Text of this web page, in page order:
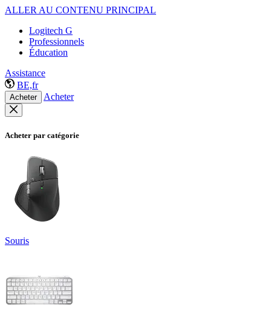
ALLER AU CONTENU PRINCIPAL
Logitech G
Professionnels
Éducation
Assistance
BE,fr
Acheter Acheter
Acheter par catégorie
Souris